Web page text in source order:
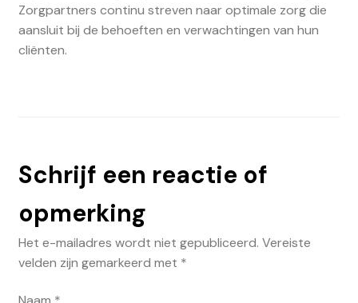
Zorgpartners continu streven naar optimale zorg die
aansluit bij de behoeften en verwachtingen van hun
cliënten.
Schrijf een reactie of
opmerking
Het e-mailadres wordt niet gepubliceerd. Vereiste
velden zijn gemarkeerd met *